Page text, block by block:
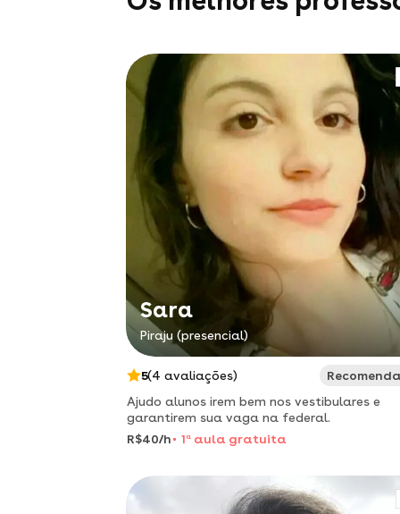
Sara
Piraju (presencial)
5(4 avaliações)
Ajudo alunos irem bem nos vestibulares e
garantirem sua vaga na federal.
R$40/h
1 a aula gratuita